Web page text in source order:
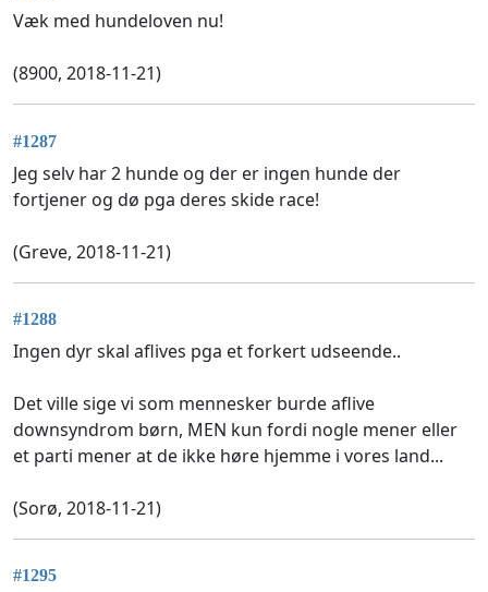
Væk med hundeloven nu!
(8900, 2018-11-21)
#1287
Jeg selv har 2 hunde og der er ingen hunde der
fortjener og dø pga deres skide race!
(Greve, 2018-11-21)
#1288
Ingen dyr skal aflives pga et forkert udseende..
Det ville sige vi som mennesker burde aflive
downsyndrom børn, MEN kun fordi nogle mener eller
et parti mener at de ikke høre hjemme i vores land...
(Sorø, 2018-11-21)
#1295